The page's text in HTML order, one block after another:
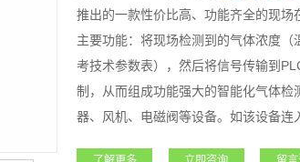
推出的一款性价比高、功能齐全的现场
主要功能：将现场检测到的气体浓度
考技术参数表），然后将信号传输到
制，从而组成功能强大的智能化气体
器、风机、电磁阀等设备。如该设备